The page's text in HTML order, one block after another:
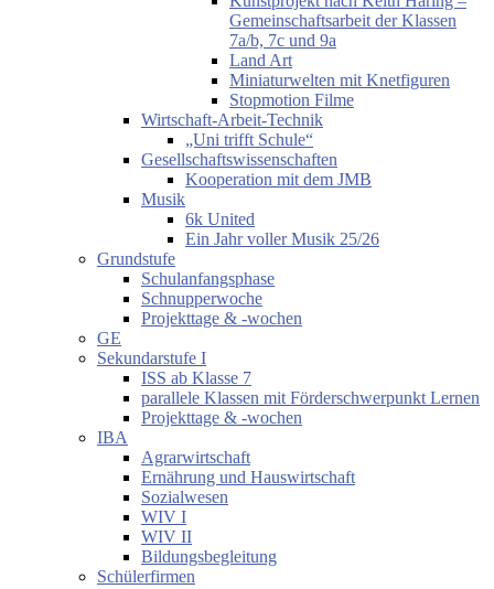
Gemeinschaftsarbeit der Klassen
7a/b, 7c und 9a
Land Art
Miniaturwelten mit Knetfiguren
Stopmotion Filme
Wirtschaft-Arbeit-Technik
„Uni trifft Schule“
Gesellschaftswissenschaften
Kooperation mit dem JMB
Musik
6k United
Ein Jahr voller Musik 25/26
Grundstufe
Schulanfangsphase
Schnupperwoche
Projekttage & -wochen
GE
Sekundarstufe I
ISS ab Klasse 7
parallele Klassen mit Förderschwerpunkt Lernen
Projekttage & -wochen
IBA
Agrarwirtschaft
Ernährung und Hauswirtschaft
Sozialwesen
WIV I
WIV II
Bildungsbegleitung
Schülerfirmen